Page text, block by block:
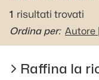
1 risultati trovati
Ordina per: Autore
Raffina la